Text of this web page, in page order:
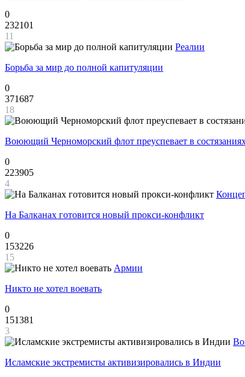
0
232101
11
Реалии
Борьба за мир до полной капитуляции
0
371687
18
Воюющий Черноморский флот преуспевает в
0
223905
4
На Балканах готовится новый прокси-конфликт
0
153226
15
Армии
Никто не хотел воевать
0
151381
3
Исламские экстремисты активизировались в Индии